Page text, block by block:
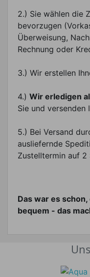
2.) Sie wählen die
bevorzugen
Überweisung,
Rechnung oder
3.) Wir erstellen
4.) Wir erledigen
Sie und versenden
5.) Bei Versand
ausliefernde
Zustelltermin auf 2
Das war es
bequem - das